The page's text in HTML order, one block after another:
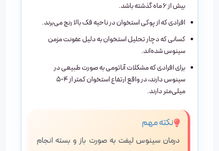
بیش از 6 ماه گذشته باشد.
افرادی که از پوکی استخوان در ناحیه فک بالا رنج می‌برند.
کسانی که دچار تحلیل استخوان به دلیل عفونت مزمن
سینوس شده‌اند.
برای افرادی که مشکلات آناتومی به صورت طبیعی در
سینوس دارند، در واقع ارتفاع استخوان کمتر از ۴-۵
میلی‌متر دارند.
نکته مهم
درمان سینوس لیفت به صورت باز و بسته انجام